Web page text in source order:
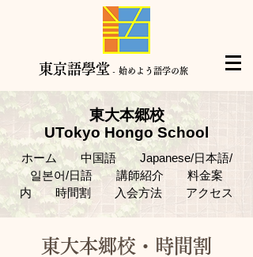
​東京語學堂 - 始めよう語学の旅
東大本郷校
UTokyo Hongo School
ホーム 中国語
Japanese/日本語/
일본어/日語
講師紹介
料金案
内
時間割 入会方法 アクセス
東大本郷校・​時間割